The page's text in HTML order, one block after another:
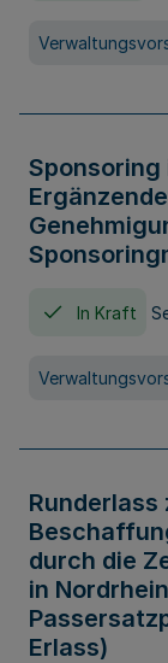
Sponsoring
In Kraft
durch die
in
Erlass)